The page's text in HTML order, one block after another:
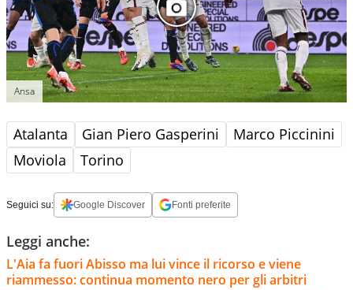
Ansa
Atalanta Gian Piero Gasperini
Marco Piccinini
Moviola
Torino
Seguici su: Google Discover Fonti preferite
Leggi anche:
L'Aia fa fuori Abisso ma lui vince il ricorso e viene
riammesso: continua momento nero per gli arbitri